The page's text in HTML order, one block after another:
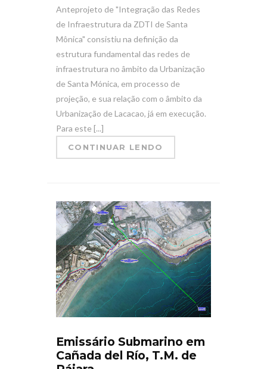
Anteprojeto de "Integração das Redes
de Infraestrutura da ZDTI de Santa
Mônica" consistiu na definição da
estrutura fundamental das redes de
infraestrutura no âmbito da Urbanização
de Santa Mónica, em processo de
projeção, e sua relação com o âmbito da
Urbanização de Lacacao, já em execução.
Para este [...]
CONTINUAR LENDO
Emissário Submarino em
Cañada del Río, T.M. de